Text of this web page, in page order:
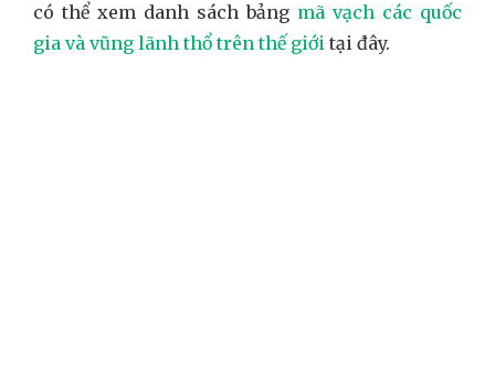
có thể xem danh sách bảng mã vạch các quốc
gia và vũng lãnh thổ trên thế giới tại đây.